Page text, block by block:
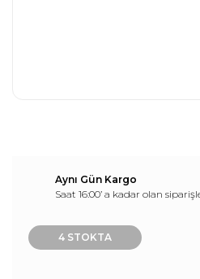
Aynı Gün Kargo
Saat 16:00’ a kadar olan
4 STOKTA